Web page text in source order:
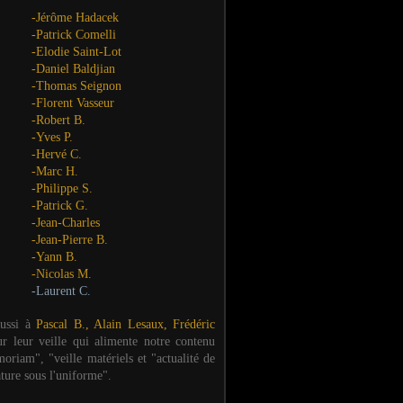
-Jérôme Hadacek
-Patrick Comelli
-Elodie Saint-Lot
-Daniel Baldjian
-Thomas Seignon
-Florent Vasseur
-Robert B.
-Yves P.
-Hervé C.
-Marc H.
-Philippe S.
-Patrick G.
-Jean-Charles
-Jean-Pierre B.
-Yann B.
-Nicolas M.
-Laurent C.
àPascal B., Alain Lesaux, Frédéric
leur veille qui alimente notre contenu
"veille matériels et "actualité de
sous l'uniforme".